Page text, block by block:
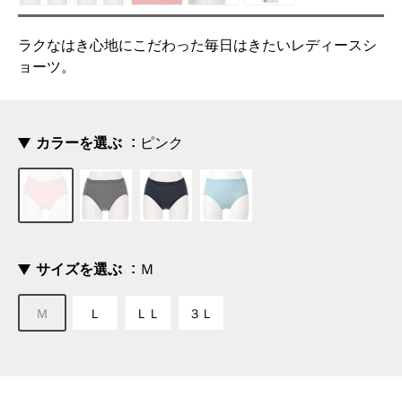
ラクなはき心地にこだわった毎日はきたいレディースシ
ョーツ。
カラーを選ぶ ピンク
サイズを選ぶ Ｍ
Ｍ Ｌ ＬＬ ３Ｌ